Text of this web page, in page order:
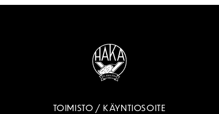
TOIMISTO / KÄYNTIOSOITE